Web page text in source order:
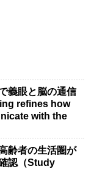
義眼と脳の通信
refines how
with the
齢者の生活圏が
認（Study